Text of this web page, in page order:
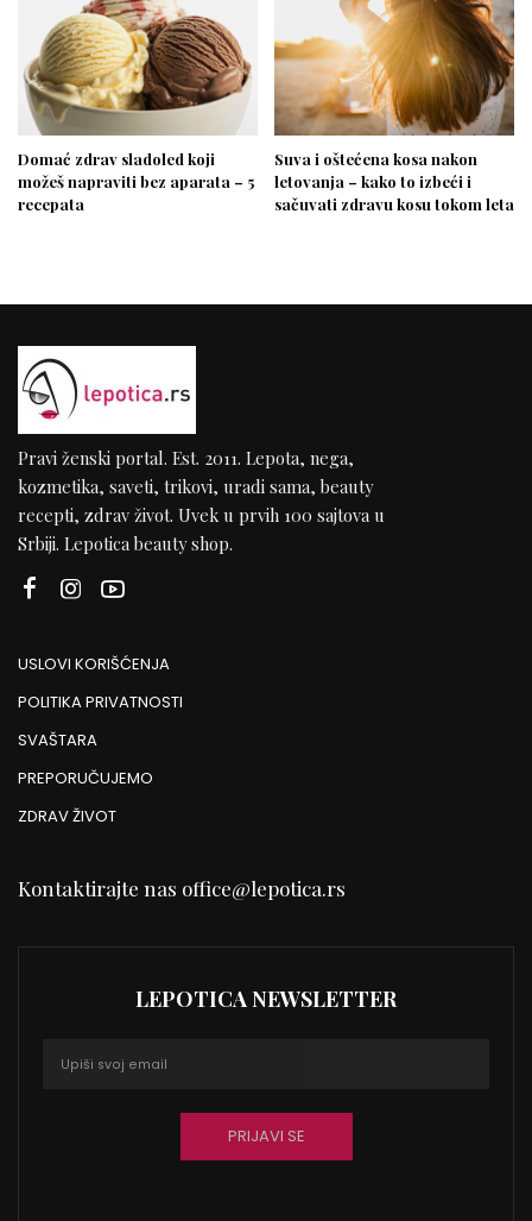
Domać zdrav sladoled koji
možeš napraviti bez aparata – 5
recepata
Suva i oštećena kosa nakon
letovanja – kako to izbeći i
sačuvati zdravu kosu tokom leta
Pravi ženski portal. Est. 2011. Lepota, nega,
kozmetika, saveti, trikovi, uradi sama, beauty
recepti, zdrav život. Uvek u prvih 100 sajtova u
Srbiji. Lepotica beauty shop.
USLOVI KORIŠĆENJA
POLITIKA PRIVATNOSTI
SVAŠTARA
PREPORUČUJEMO
ZDRAV ŽIVOT
Kontaktirajte nas office@lepotica.rs
LEPOTICA NEWSLETTER